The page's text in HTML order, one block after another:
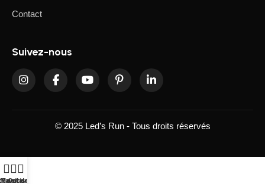
Contact
Suivez-nous
© 2025 Led’s Run - Tous droits réservés
Favoris
Mon compte
Catalogues